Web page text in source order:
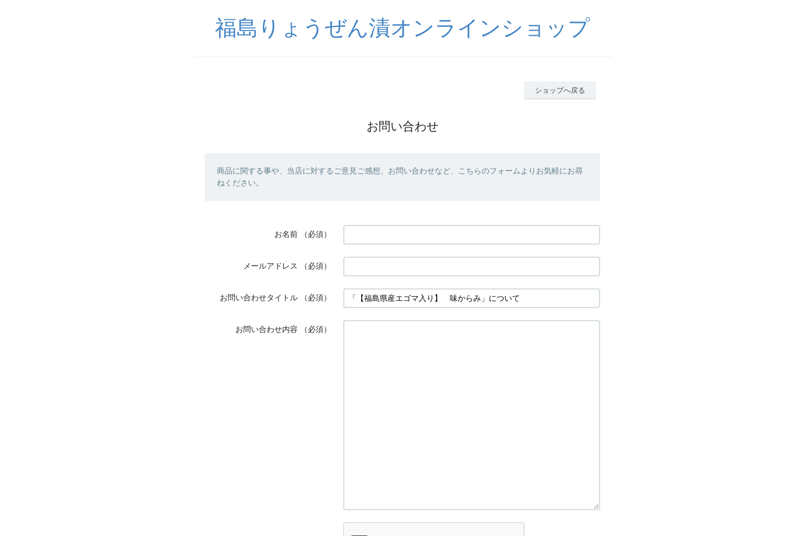
福島りょうぜん漬オンラインショップ
ショップへ戻る
お問い合わせ
商品に関する事や、当店に対するご意見ご感想、お問い合わせなど、こちらのフォームよりお気軽にお尋
ねください。
お名前 （必須）
メールアドレス （必須）
お問い合わせタイトル （必須）
お問い合わせ内容 （必須）